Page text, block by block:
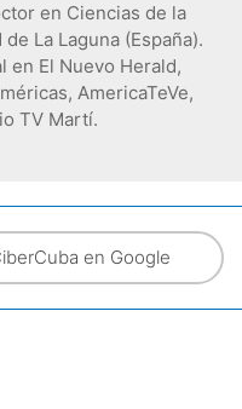
en Ciencias de la
La Laguna (España).
en El Nuevo Herald,
AmericaTeVe,
TV Martí.
en Google